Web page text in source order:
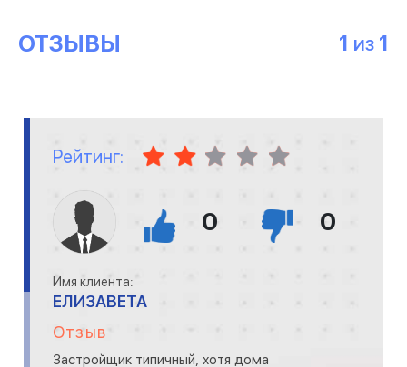
ОТЗЫВЫ 1 ИЗ 1
Рейтинг:
0 0
Имя клиента:
ЕЛИЗАВЕТА
Отзыв
Застройщик типичный, хотя дома